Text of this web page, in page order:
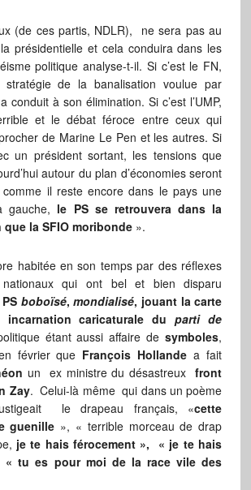
(de ces partis, NDLR), ne sera pas au
présidentielle et cela conduira dans les
politique analyse-t-il. Si c’est le FN,
de la banalisation voulue par
a conduit à son élimination. Si c’est l’UMP,
et le débat féroce entre ceux qui
de Marine Le Pen et les autres. Si
un président sortant, les tensions que
autour du plan d’économies seront
comme il reste encore dans le pays une
gauche, le PS se retrouvera dans la
la SFIO moribonde ».
habitée en son temps par des réflexes
qui ont bel et bien disparu
PS boboïsé,mondialisé, jouant la carte
incarnation caricaturale du parti de
étant aussi affaire desymboles,
février que François Hollande a fait
un ex ministre du désastreux front
Zay. Celui-là même qui dans un poème
le drapeau français, «cette
guenille », « terrible morceau de drap
je te hais férocement », « je te hais
« tu es pour moi de la race vile des